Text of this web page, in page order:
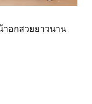
าอกสวยยาวนาน